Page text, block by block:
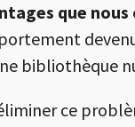
que
bibliothèque
ce